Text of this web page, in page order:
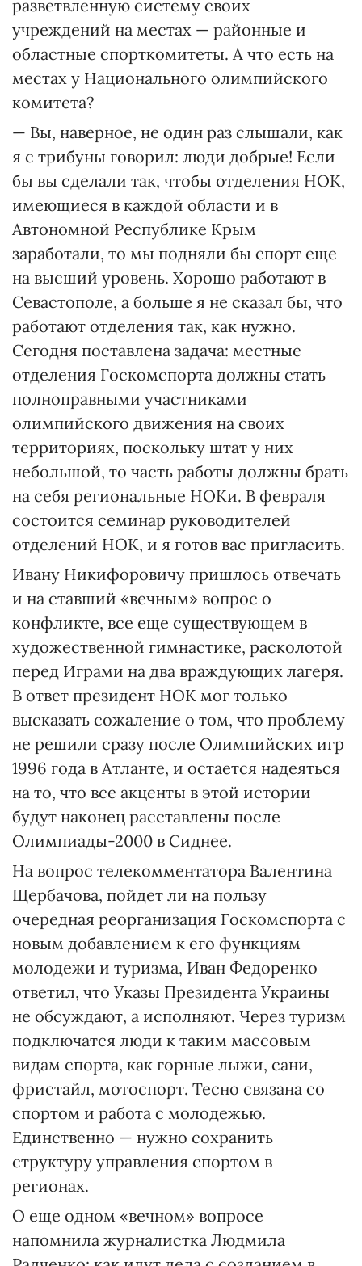
разветвленную систему своих
учреждений на местах — районные и
областные спорткомитеты. А что есть на
местах у Национального олимпийского
комитета?
— Вы, наверное, не один раз слышали, как
я с трибуны говорил: люди добрые! Если
бы вы сделали так, чтобы отделения НОК,
имеющиеся в каждой области и в
Автономной Республике Крым
заработали, то мы подняли бы спорт еще
на высший уровень. Хорошо работают в
Севастополе, а больше я не сказал бы, что
работают отделения так, как нужно.
Сегодня поставлена задача: местные
отделения Госкомспорта должны стать
полноправными участниками
олимпийского движения на своих
территориях, поскольку штат у них
небольшой, то часть работы должны брать
на себя региональные НОКи. В февраля
состоится семинар руководителей
отделений НОК, и я готов вас пригласить.
Ивану Никифоровичу пришлось отвечать
и на ставший «вечным» вопрос о
конфликте, все еще существующем в
художественной гимнастике, расколотой
перед Играми на два враждующих лагеря.
В ответ президент НОК мог только
высказать сожаление о том, что проблему
не решили сразу после Олимпийских игр
1996 года в Атланте, и остается надеяться
на то, что все акценты в этой истории
будут наконец расставлены после
Олимпиады-2000 в Сиднее.
На вопрос телекомментатора Валентина
Щербачова, пойдет ли на пользу
очередная реорганизация Госкомспорта с
новым добавлением к его функциям
молодежи и туризма, Иван Федоренко
ответил, что Указы Президента Украины
не обсуждают, а исполняют. Через туризм
подключатся люди к таким массовым
видам спорта, как горные лыжи, сани,
фристайл, мотоспорт. Тесно связана со
спортом и работа с молодежью.
Единственно — нужно сохранить
структуру управления спортом в
регионах.
О еще одном «вечном» вопросе
напомнила журналистка Людмила